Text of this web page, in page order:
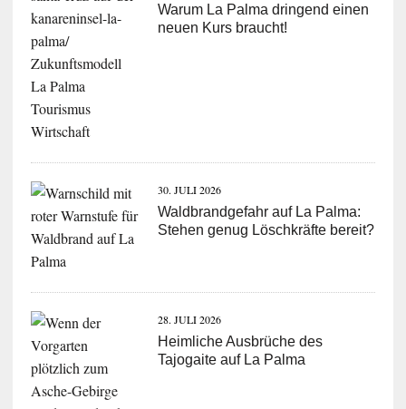
Warum La Palma dringend einen
neuen Kurs braucht!
30. JULI 2026
Waldbrandgefahr auf La Palma:
Stehen genug Löschkräfte bereit?
28. JULI 2026
Heimliche Ausbrüche des
Tajogaite auf La Palma